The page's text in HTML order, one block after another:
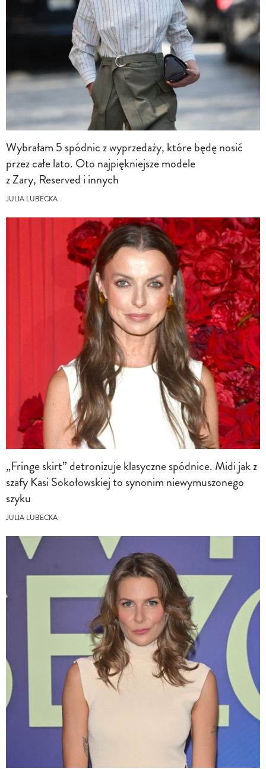
Wybrałam 5 spódnic z wyprzedaży, które będę nosić
przez całe lato. Oto najpiękniejsze modele
z Zary, Reserved i innych
JULIA LUBECKA
„Fringe skirt” detronizuje klasyczne spódnice. Midi jak z
szafy Kasi Sokołowskiej to synonim niewymuszonego
szyku
JULIA LUBECKA